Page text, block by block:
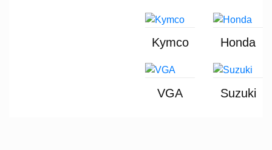
Kymco Honda
VGA Suzuki